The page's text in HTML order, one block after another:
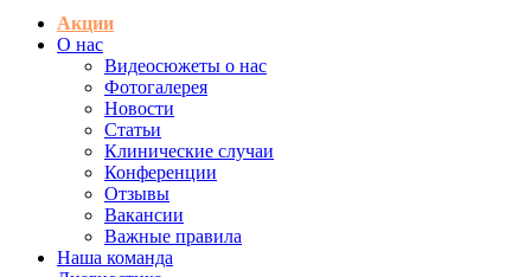
Акции
О нас
Видеосюжеты о нас
Фотогалерея
Новости
Статьи
Клинические случаи
Конференции
Отзывы
Вакансии
Важные правила
Наша команда